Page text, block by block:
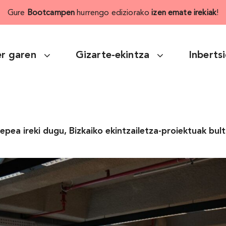
Gure Bootcampen hurrengo ediziorakoizen emate irekiak!
garen Gizarte-ekintza
ireki dugu, Bizkaiko ekintzailetza-proiektuak